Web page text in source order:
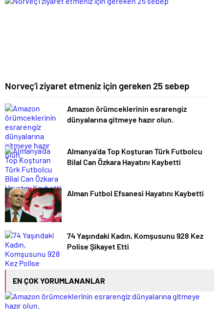
Norveç’i ziyaret etmeniz için gereken 25 sebep
Amazon örümceklerinin esrarengiz
dünyalarına gitmeye hazır olun.
Almanya’da Top Koşturan Türk Futbolcu
Bilal Can Özkara Hayatını Kaybetti
Alman Futbol Efsanesi Hayatını Kaybetti
74 Yaşındaki Kadın, Komşusunu 928 Kez
Polise Şikayet Etti
EN ÇOK YORUMLANANLAR